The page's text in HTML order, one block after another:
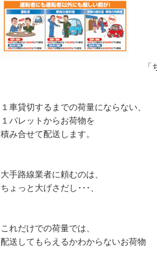
１車貸切するまでの荷量にならない、
１パレットからお荷物を
積み合せて配送します。
大手路線業者に頼むのは、
ちょっと大げさだし･･･、
これだけでの荷量では、
配送してもらえるかわからないお荷物